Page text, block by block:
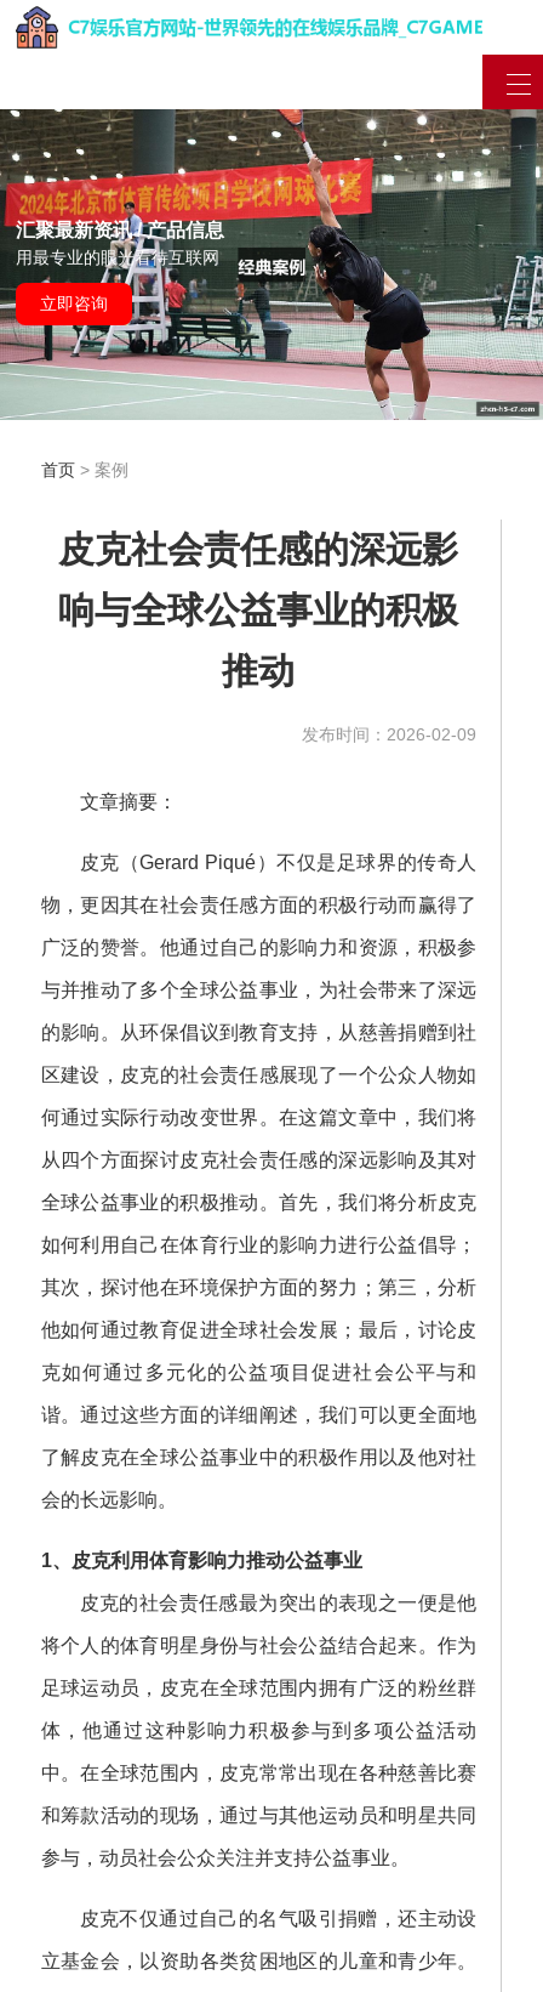
汇聚最新资讯 / 产品信息
用最专业的眼光看待互联网
立即咨询
首页> 案例
皮克社会责任感的深远影
响与全球公益事业的积极
推动
发布时间：2026-02-09
文章摘要：
皮克（Gerard Piqué）不仅是足球界的传奇人
物，更因其在社会责任感方面的积极行动而赢得了
广泛的赞誉。他通过自己的影响力和资源，积极参
与并推动了多个全球公益事业，为社会带来了深远
的影响。从环保倡议到教育支持，从慈善捐赠到社
区建设，皮克的社会责任感展现了一个公众人物如
何通过实际行动改变世界。在这篇文章中，我们将
从四个方面探讨皮克社会责任感的深远影响及其对
全球公益事业的积极推动。首先，我们将分析皮克
如何利用自己在体育行业的影响力进行公益倡导；
其次，探讨他在环境保护方面的努力；第三，分析
他如何通过教育促进全球社会发展；最后，讨论皮
克如何通过多元化的公益项目促进社会公平与和
谐。通过这些方面的详细阐述，我们可以更全面地
了解皮克在全球公益事业中的积极作用以及他对社
会的长远影响。
1、皮克利用体育影响力推动公益事业
皮克的社会责任感最为突出的表现之一便是他
将个人的体育明星身份与社会公益结合起来。作为
足球运动员，皮克在全球范围内拥有广泛的粉丝群
体，他通过这种影响力积极参与到多项公益活动
中。在全球范围内，皮克常常出现在各种慈善比赛
和筹款活动的现场，通过与其他运动员和明星共同
参与，动员社会公众关注并支持公益事业。
皮克不仅通过自己的名气吸引捐赠，还主动设
立基金会，以资助各类贫困地区的儿童和青少年。